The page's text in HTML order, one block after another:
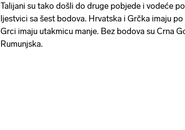
Talijani su tako došli do druge pobjede i vodeće
ljestvici sa šest bodova. Hrvatska i Grčka imaju
Grci imaju utakmicu manje. Bez bodova su Crna
Rumunjska.